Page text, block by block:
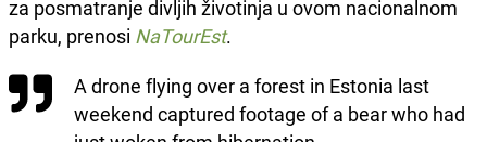
za posmatranje divljih životinja u ovom nacionalnom
parku, prenosi NaTourEst.
A drone flying over a forest in Estonia last
weekend captured footage of a bear who had